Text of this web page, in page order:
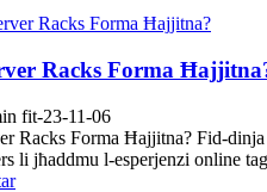
Racks Forma
fit-23-11-06
Racks Forma Ħajjitna? Fid-
li jħaddmu l-esperjenzi online